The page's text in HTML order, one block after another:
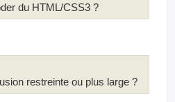
du HTML/CSS3 ?
restreinte ou plus large ?